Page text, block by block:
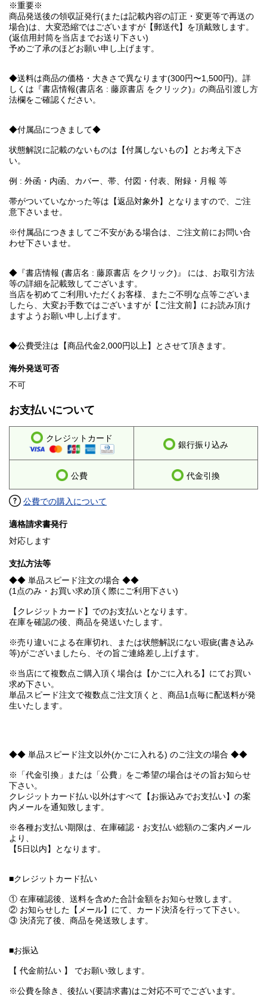
※重要※
商品発送後の領収証発行(または記載内容の訂正・変更等で再送の
場合)は、大変恐縮ではございますが【郵送代】を頂戴致します。
(返信用封筒を当店までお送り下さい)
予めご了承のほどお願い申し上げます。
◆送料は商品の価格・大きさで異なります(300円〜1,500円)。詳
しくは『書店情報(書店名 : 藤原書店 をクリック)』の商品引渡し方
法欄をご確認ください。
◆付属品につきまして◆
状態解説に記載のないものは【付属しないもの】とお考え下さ
い。
例 : 外函・内函、カバー、帯、付図・付表、附録・月報 等
帯がついていなかった等は【返品対象外】となりますので、ご注
意下さいませ。
※付属品につきましてご不安がある場合は、ご注文前にお問い合
わせ下さいませ。
◆『書店情報 (書店名 : 藤原書店 をクリック)』 には、お取引方法
等の詳細を記載致してございます。
当店を初めてご利用いただくお客様、またご不明な点等ございま
したら、大変お手数ではございますが【ご注文前】にお読み頂け
ますようお願い申し上げます。
◆公費受注は【商品代金2,000円以上】とさせて頂きます。
海外発送可否
不可
お支払いについて
クレジットカード
銀行振り込み
公費 代金引換
公費での購入について
適格請求書発行
対応します
支払方法等
◆◆ 単品スピード注文の場合 ◆◆
(1点のみ・お買い求め頂く際にご利用下さい)
【クレジットカード】でのお支払いとなります。
在庫を確認の後、商品を発送いたします。
※売り違いによる在庫切れ、または状態解説にない瑕疵(書き込み
等)がございましたら、その旨ご連絡差し上げます。
※当店にて複数点ご購入頂く場合は【かごに入れる】にてお買い
求め下さい。
単品スピード注文で複数点ご注文頂くと、商品1点毎に配送料が発
生いたします。
◆◆ 単品スピード注文以外(かごに入れる) のご注文の場合 ◆◆
※「代金引換」または「公費」をご希望の場合はその旨お知らせ
下さい。
クレジットカード払い以外はすべて【お振込みでお支払い】の案
内メールを通知致します。
※各種お支払い期限は、在庫確認・お支払い総額のご案内メール
より、
【5日以内】となります。
■クレジットカード払い
① 在庫確認後、送料を含めた合計金額をお知らせ致します。
② お知らせした【メール】にて、カード決済を行って下さい。
③ 決済完了後、商品を発送致します。
■お振込
【 代金前払い 】 でお願い致します。
※公費を除き、後払い(要請求書)はご対応不可でございます。